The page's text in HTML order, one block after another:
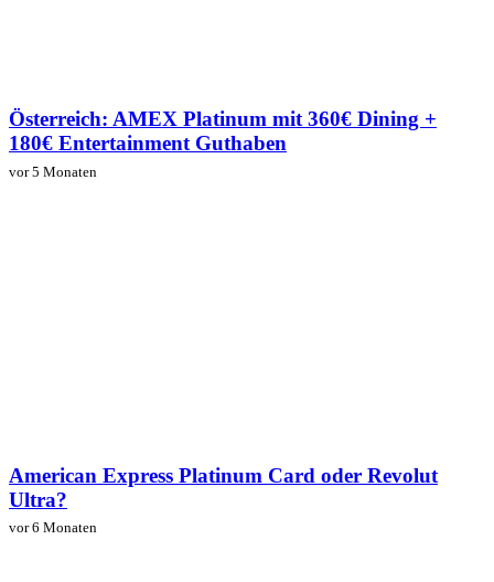
Österreich: AMEX Platinum mit 360€ Dining +
180€ Entertainment Guthaben
vor 5 Monaten
American Express Platinum Card oder Revolut
Ultra?
vor 6 Monaten